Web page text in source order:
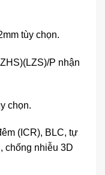
tùy chọn.
P nhận
chọn.
(ICR), BLC, tự
chống nhiễu 3D